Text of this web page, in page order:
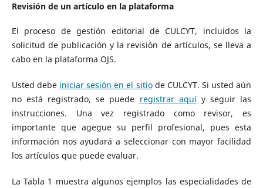
Revisión de un artículo en la plataforma
El proceso de gestión editorial de CULCYT, incluidos la
solicitud de publicación y la revisión de artículos, se lleva a
cabo en la plataforma OJS.
Usted debe iniciar sesión en el sitiode CULCYT. Si usted aún
no está registrado, se puede registrar aquíy seguir las
instrucciones. Una vez registrado como revisor, es
importante que agegue su perfil profesional, pues esta
información nos ayudará a seleccionar con mayor facilidad
los artículos que puede evaluar.
La Tabla 1 muestra algunos ejemplos las especialidades de